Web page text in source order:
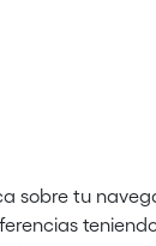
sobre tu